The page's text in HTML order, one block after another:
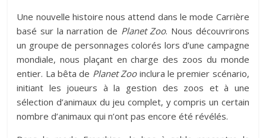
Une nouvelle histoire nous attend dans le mode Carrière
basé sur la narration de Planet Zoo. Nous découvrirons
un groupe de personnages colorés lors d’une campagne
mondiale, nous plaçant en charge des zoos du monde
entier. La bêta de Planet Zooinclura le premier scénario,
initiant les joueurs à la gestion des zoos et à une
sélection d’animaux du jeu complet, y compris un certain
nombre d’animaux qui n’ont pas encore été révélés.